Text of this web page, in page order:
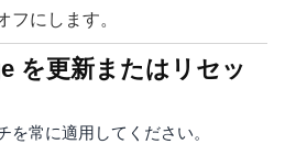
フにします。
を更新またはリセッ
常に適用してください。